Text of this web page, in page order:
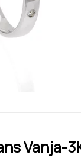
Vanja-